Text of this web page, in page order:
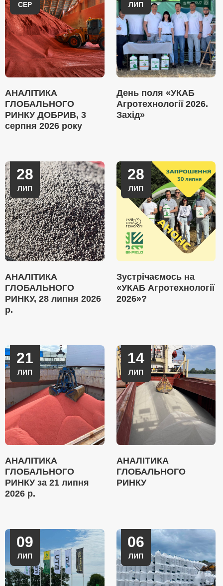
СЕР
АНАЛІТИКА
ГЛОБАЛЬНОГО
РИНКУ ДОБРИВ, 3
серпня 2026 року
ЛИП
День поля «УКАБ
Агротехнології 2026.
Захід»
28
ЛИП
АНАЛІТИКА
ГЛОБАЛЬНОГО
РИНКУ, 28 липня 2026
р.
28
ЛИП
Зустрічаємось на
«УКАБ Агротехнології
2026»?
21
ЛИП
АНАЛІТИКА
ГЛОБАЛЬНОГО
РИНКУ за 21 липня
2026 р.
14
ЛИП
АНАЛІТИКА
ГЛОБАЛЬНОГО
РИНКУ
09
ЛИП
06
ЛИП